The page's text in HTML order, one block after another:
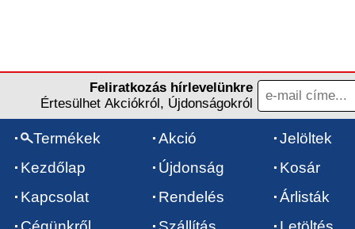
Feliratkozás hírlevelünkre
Értesülhet Akciókról, Újdonságokról
Termékek
Kezdőlap
Kapcsolat
Akció
Újdonság
Rendelés
Jelöltek
Kosár
Árlisták